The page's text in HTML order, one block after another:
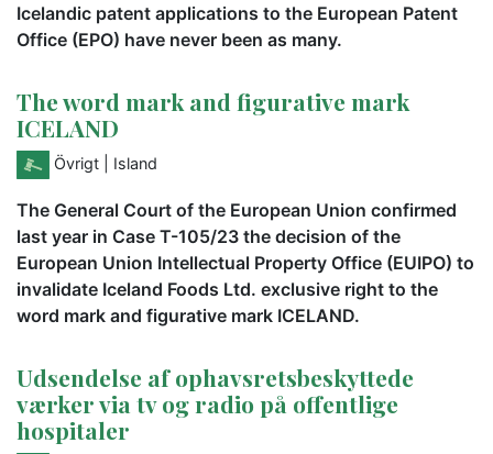
Icelandic patent applications to the European Patent
Office (EPO) have never been as many.
The word mark and figurative mark
ICELAND
Övrigt | Island
The General Court of the European Union confirmed
last year in Case T-105/23 the decision of the
European Union Intellectual Property Office (EUIPO) to
invalidate Iceland Foods Ltd. exclusive right to the
word mark and figurative mark ICELAND.
Udsendelse af ophavsretsbeskyttede
værker via tv og radio på offentlige
hospitaler